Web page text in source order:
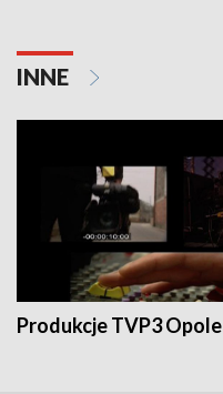
INNE
Produkcje TVP3 Opole